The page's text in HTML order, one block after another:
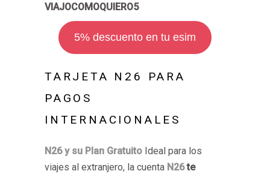
VIAJOCOMOQUIERO5
5% descuento en tu esim
TARJETA N26 PARA
PAGOS
INTERNACIONALES
N26 y su Plan Gratuito Ideal para los
viajes al extranjero, la cuenta N26te